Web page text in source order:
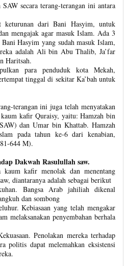
secara terang-terangan ini antara
keturunan dari Bani Hasyim, untuk
mengajak agar masuk Islam. Ada 3
Hasyim yang sudah masuk Islam,
adalah Ali bin Abu Thalib, Ja’far
Haritsah.
para penduduk kota Mekah,
tinggal di sekitar Ka’bah untuk
terangan ini juga telah menyatakan
kafir Quraisy, yaitu: Hamzah bin
dan Umar bin Khattab. Hamzah
pada tahun ke-6 dari kenabian,
644 M).
Dakwah Rasulullah saw.
kaum kafir menolak dan menentang
diantaranya adalah sebagai berikut
Bangsa Arab jahiliah dikenal
dan sombong
Kebiasaan yang telah mengakar
melaksanakan penyembahan berhala
Penolakan mereka terhadap
politis dapat melemahkan eksistensi